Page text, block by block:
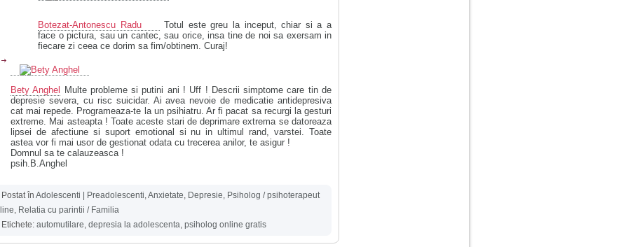
Botezat-Antonescu Radu
Totul este greu la inceput, chiar si a a
face o pictura, sau un cantec, sau orice, insa tine de noi sa exersam in
fiecare zi ceea ce dorim sa fim/obtinem. Curaj!
Bety Anghel
Multe probleme si putini ani ! Uff ! Descrii simptome care tin de
depresie severa, cu risc suicidar. Ai avea nevoie de medicatie antidepresiva
cat mai repede. Programeaza-te la un psihiatru. Ar fi pacat sa recurgi la gesturi
extreme. Mai asteapta ! Toate aceste stari de deprimare extrema se datoreaza
lipsei de afectiune si suport emotional si nu in ultimul rand, varstei. Toate
astea vor fi mai usor de gestionat odata cu trecerea anilor, te asigur !
Domnul sa te calauzeasca !
psih.B.Anghel
Postat în Adolescenti | Preadolescenti,Anxietate, Depresie, Psiholog / psihoterapeut
, Relatia cu parintii / Familia
Etichete: automutilare, depresia la adolescenta, psiholog online gratis